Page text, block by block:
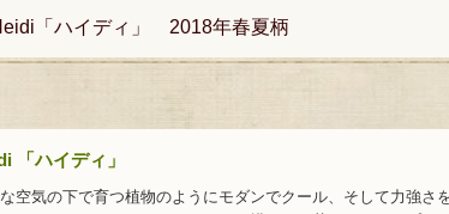
「ハイディ」 2018年春夏柄
ハイディ」
空気の下で育つ植物のようにモダンでクール、そして力強さ